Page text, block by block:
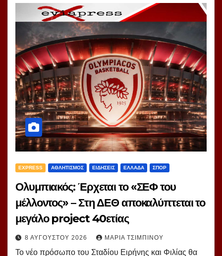
EXPRESS ΑΘΛΗΤΙΣΜΟΣ ΕΙΔΗΣΕΙΣ ΕΛΛΑΔΑ ΣΠΟΡ
Ολυμπιακός: Έρχεται το «ΣΕΦ του
μέλλοντος» – Στη ΔΕΘ αποκαλύπτεται το
μεγάλο project 40ετίας
8 ΑΥΓΟΎΣΤΟΥ 2026 ΜΑΡΊΑ ΤΣΙΜΠΙΝΟΎ
Το νέο πρόσωπο του Σταδίου Ειρήνης και Φιλίας θα